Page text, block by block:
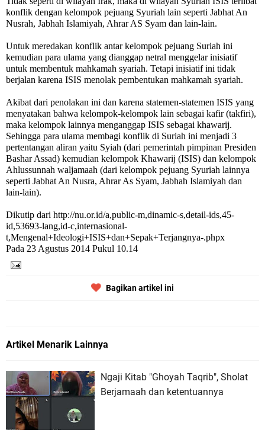
konflik dengan kelompok pejuang Syuriah lain seperti Jabhat An
Nusrah, Jabhah Islamiyah, Ahrar AS Syam dan lain-lain.
Untuk meredakan konflik antar kelompok pejuang Suriah ini
kemudian para ulama yang dianggap netral menggelar inisiatif
untuk membentuk mahkamah syariah. Tetapi inisiatif ini tidak
berjalan karena ISIS menolak pembentukan mahkamah syariah.
Akibat dari penolakan ini dan karena statemen-statemen ISIS yang
menyatakan bahwa kelompok-kelompok lain sebagai kafir (takfiri),
maka kelompok lainnya menganggap ISIS sebagai khawarij.
Sehingga para ulama membagi konflik di Suriah ini menjadi 3
pertentangan aliran yaitu Syiah (dari pemerintah pimpinan Presiden
Bashar Assad) kemudian kelompok Khawarij (ISIS) dan kelompok
Ahlussunnah waljamaah (dari kelompok pejuang Syuriah lainnya
seperti Jabhat An Nusra, Ahrar As Syam, Jabhah Islamiyah dan
lain-lain).
Dikutip dari http://nu.or.id/a,public-m,dinamic-s,detail-ids,45-
id,53693-lang,id-c,internasional-
t,Mengenal+Ideologi+ISIS+dan+Sepak+Terjangnya-.phpx
Pada 23 Agustus 2014 Pukul 10.14
Bagikan artikel ini
Artikel Menarik Lainnya
Ngaji Kitab "Ghoyah Taqrib", Sholat
Berjamaah dan ketentuannya